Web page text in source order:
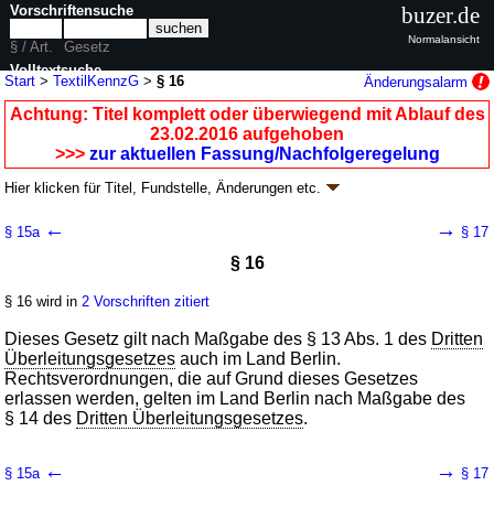
Start >TextilKennzG >§ 16 Änderungsalarm
Achtung: Titel komplett oder überwiegend mit Ablauf des
23.02.2016 aufgehoben
>>> zur aktuellen Fassung/Nachfolgeregelung
Hier klicken fürTitel, Fundstelle, Änderungen etc.
(TextilKennzG
BGBl. I S. 1285
Geltung ab 26.07.1986; FNA: 772-1
§ 15a ← → § 17
§ 16
§ 16 wird in 2 Vorschriften zitiert
Dieses Gesetz gilt nach Maßgabe des § 13 Abs. 1 des Dritten
Überleitungsgesetzes auch im Land Berlin.
Rechtsverordnungen, die auf Grund dieses Gesetzes
erlassen werden, gelten im Land Berlin nach Maßgabe des
§ 14 des Dritten Überleitungsgesetzes.
§ 15a ← → § 17
Vorschriftensuche
§ / Art.
Gesetz
Volltextsuche
nur in TextilKennzG
buzer.de
Normalansicht